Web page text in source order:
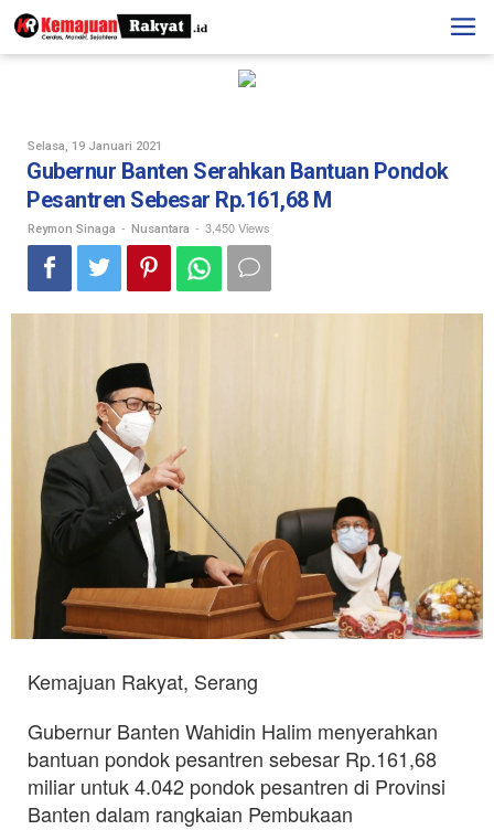
Skip
to
content
Selasa, 19 Januari 2021
Reymon
Sinaga
Gubernur Banten Serahkan Bantuan Pondok
Pesantren Sebesar Rp.161,68 M
Reymon Sinaga - Nusantara - 3,450 Views
Kemajuan Rakyat, Serang
Gubernur Banten Wahidin Halim menyerahkan
bantuan pondok pesantren sebesar Rp.161,68
miliar untuk 4.042 pondok pesantren di Provinsi
Banten dalam rangkaian Pembukaan